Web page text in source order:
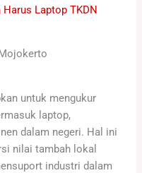
Harus Laptop TKDN
untuk mengukur
laptop,
dalam negeri. Hal ini
nilai tambah lokal
industri dalam